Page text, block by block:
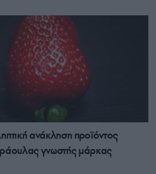
ανάκληση προϊόντος
γνωστής μάρκας